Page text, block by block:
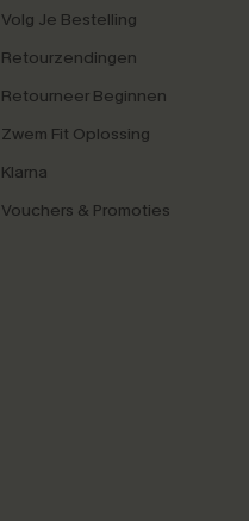
Volg Je Bestelling
Retourzendingen
Retourneer Beginnen
Zwem Fit Oplossing
Klarna
Vouchers & Promoties